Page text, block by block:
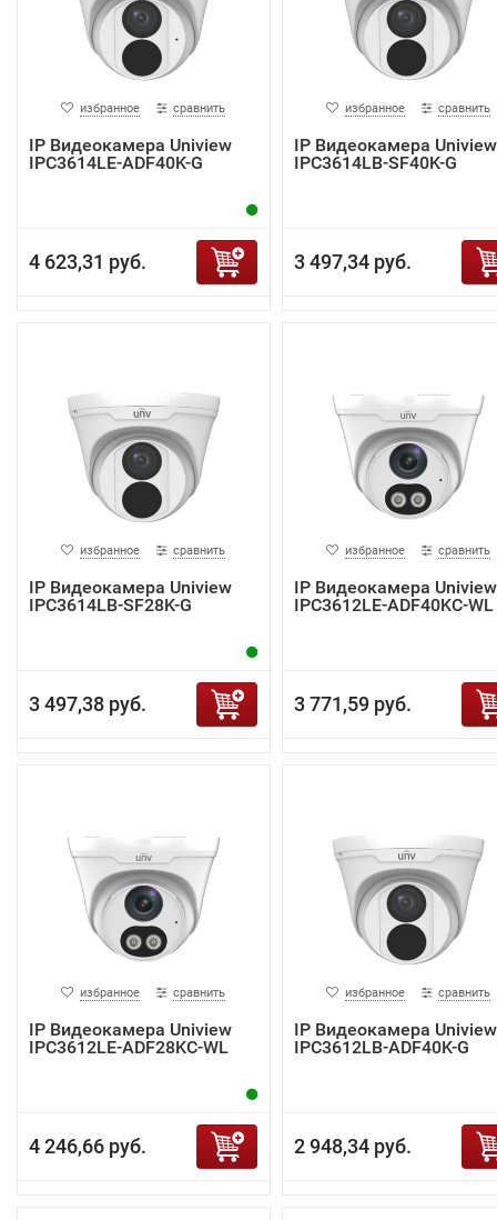
избранное сравнить
IP Видеокамера Uniview
IPC3614LE-ADF40K-G
4 623,31 руб.
избранное сравнить
IP Видеокамера Uniview
IPC3614LB-SF40K-G
3 497,34 руб.
избранное сравнить
IP Видеокамера Uniview
IPC3614LB-SF28K-G
3 497,38 руб.
избранное сравнить
IP Видеокамера Uniview
IPC3612LE-ADF40KC-WL
3 771,59 руб.
избранное сравнить
IP Видеокамера Uniview
IPC3612LE-ADF28KC-WL
4 246,66 руб.
избранное сравнить
IP Видеокамера Uniview
IPC3612LB-ADF40K-G
2 948,34 руб.